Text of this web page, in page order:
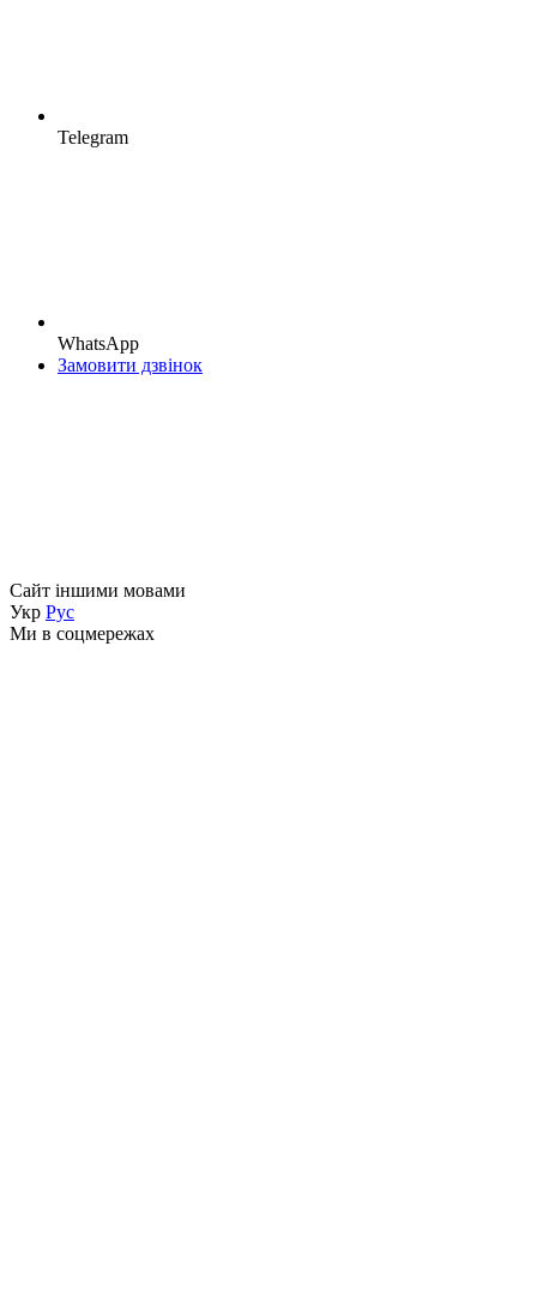
Telegram
WhatsApp
Замовити дзвінок
Сайт іншими мовами
Укр Рус
Ми в соцмережах